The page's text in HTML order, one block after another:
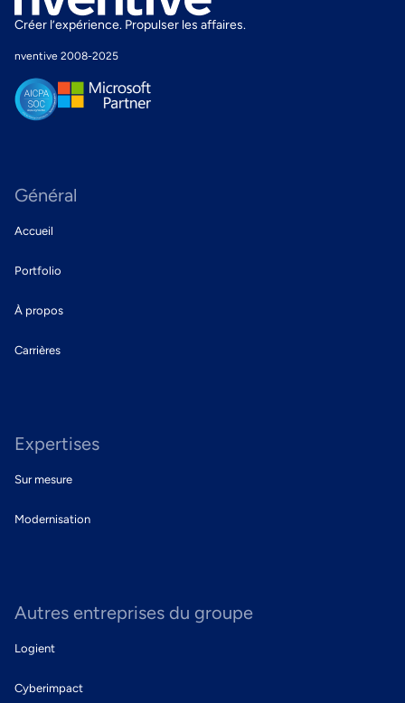
Créer l’expérience. Propulser les affaires.
nventive 2008-2025
Général
Accueil
Portfolio
À propos
Carrières
Expertises
Sur mesure
Modernisation
Autres entreprises du groupe
Logient
Cyberimpact